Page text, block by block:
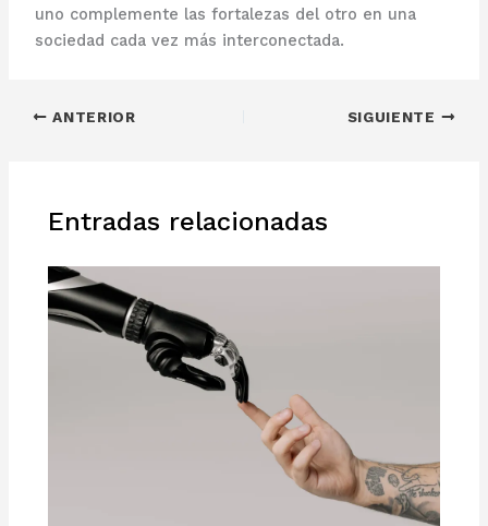
uno complemente las fortalezas del otro en una
sociedad cada vez más interconectada.
ANTERIOR SIGUIENTE
Entradas relacionadas